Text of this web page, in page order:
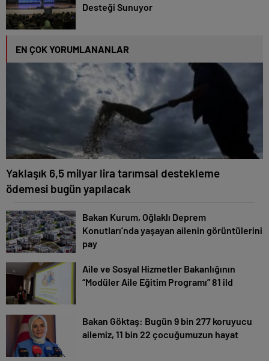
Desteği Sunuyor
EN ÇOK YORUMLANANLAR
Yaklaşık 6,5 milyar lira tarımsal destekleme
ödemesi bugün yapılacak
Bakan Kurum, Oğlaklı Deprem
Konutları’nda yaşayan ailenin görüntülerini
pay
Aile ve Sosyal Hizmetler Bakanlığının
“Modüler Aile Eğitim Programı” 81 ild
Bakan Göktaş: Bugün 9 bin 277 koruyucu
ailemiz, 11 bin 22 çocuğumuzun hayat